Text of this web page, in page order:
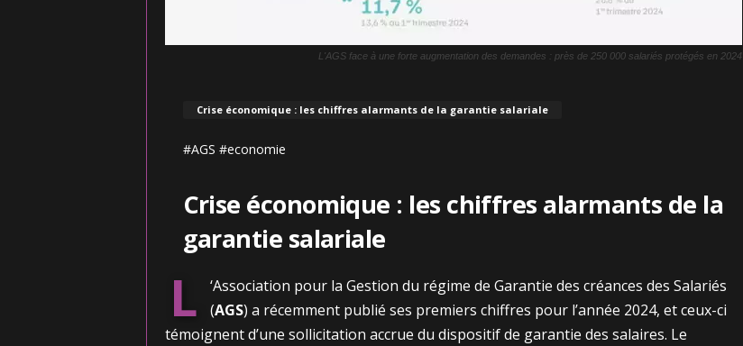
L'AGS face à une forte augmentation des demandes : près de 250 000 salariés protégés en 2024
Crise économique : les chiffres alarmants de la garantie salariale
#AGS #economie
Crise économique : les chiffres alarmants de la
garantie salariale
L
‘Association pour la Gestion du régime de Garantie des créances des Salariés
(AGS) a récemment publié ses premiers chiffres pour l’année 2024, et ceux-ci
témoignent d’une sollicitation accrue du dispositif de garantie des salaires. Le